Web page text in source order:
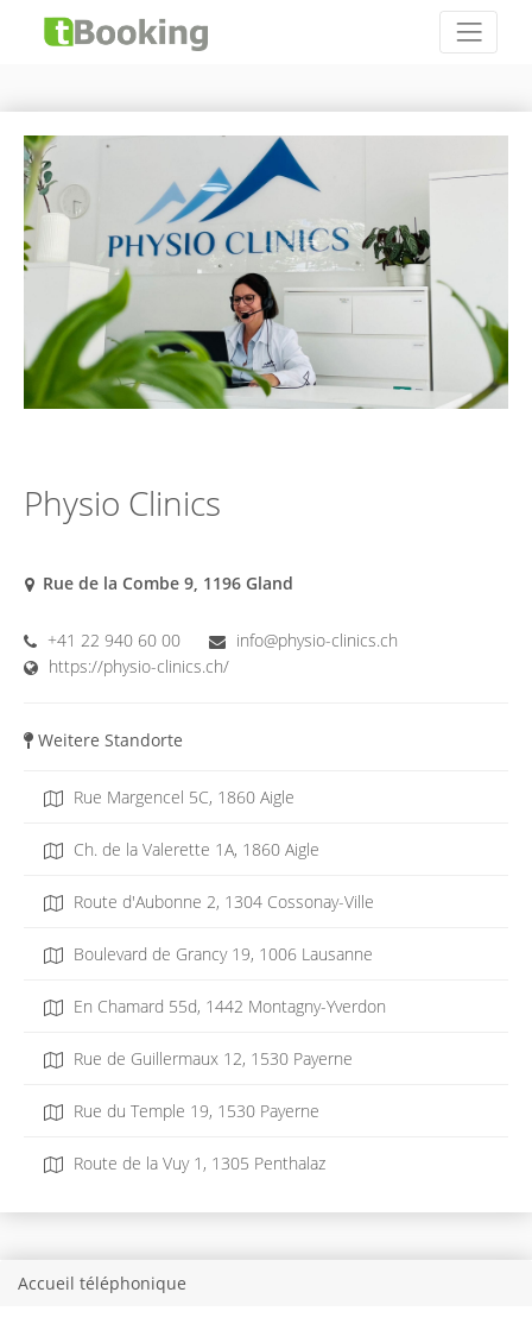
Physio Clinics
Rue de la Combe 9, 1196 Gland
+41 22 940 60 00
info@physio-clinics.ch
https://physio-clinics.ch/
Weitere Standorte
Rue Margencel 5C, 1860 Aigle
Ch. de la Valerette 1A, 1860 Aigle
Route d'Aubonne 2, 1304 Cossonay-Ville
Boulevard de Grancy 19, 1006 Lausanne
En Chamard 55d, 1442 Montagny-Yverdon
Rue de Guillermaux 12, 1530 Payerne
Rue du Temple 19, 1530 Payerne
Route de la Vuy 1, 1305 Penthalaz
Accueil téléphonique